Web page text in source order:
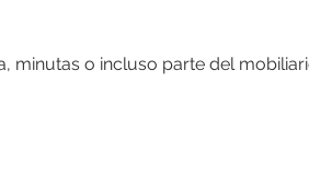
minutas o incluso parte del